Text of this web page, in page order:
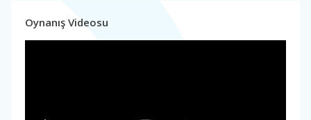
Oynanış Videosu